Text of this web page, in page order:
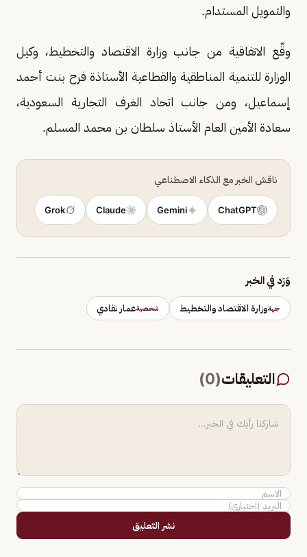
والتمويل المستدام.
وقّع الاتفاقية من جانب وزارة الاقتصاد والتخطيط، وكيل
الوزارة للتنمية المناطقية والقطاعية الأستاذة فرح بنت أحمد
إسماعيل، ومن جانب اتحاد الغرف التجارية السعودية،
سعادة الأمين العام الأستاذ سلطان بن محمد المسلم.
ناقش الخبر مع الذكاء الاصطناعي
ChatGPT
Gemini
Claude
Grok
وَرَد في الخبر
جهةوزارة الاقتصاد والتخطيط شخصيةعمار نقادي
التعليقات(
0
)
نشر التعليق